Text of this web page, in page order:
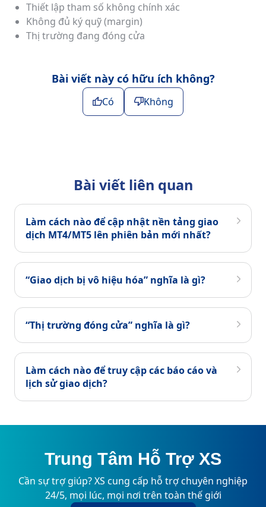
Thiết lập tham số không chính xác
Không đủ ký quỹ (margin)
Thị trường đang đóng cửa
Bài viết này có hữu ích không?
Có Không
Bài viết liên quan
Làm cách nào để cập nhật nền tảng giao
dịch MT4/MT5 lên phiên bản mới nhất?
“Giao dịch bị vô hiệu hóa” nghĩa là gì?
“Thị trường đóng cửa” nghĩa là gì?
Làm cách nào để truy cập các báo cáo và
lịch sử giao dịch?
Trung Tâm Hỗ Trợ XS
Cần sự trợ giúp? XS cung cấp hỗ trợ chuyên nghiệp
24/5, mọi lúc, mọi nơi trên toàn thế giới